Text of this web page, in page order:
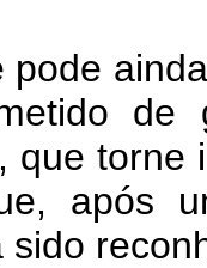
pode
de
que torne
após